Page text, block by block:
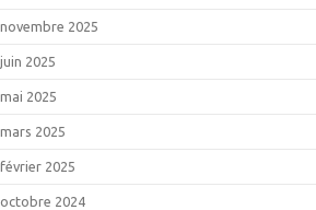
novembre 2025
juin 2025
mai 2025
mars 2025
février 2025
octobre 2024